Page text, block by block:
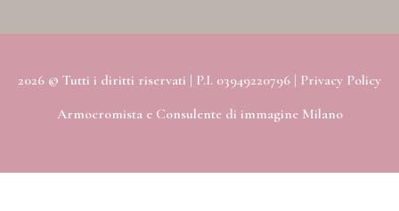
2026 © Tutti i diritti riservati | P.I. 03949220796 | Privacy Policy
Armocromista e Consulente di immagine Milano